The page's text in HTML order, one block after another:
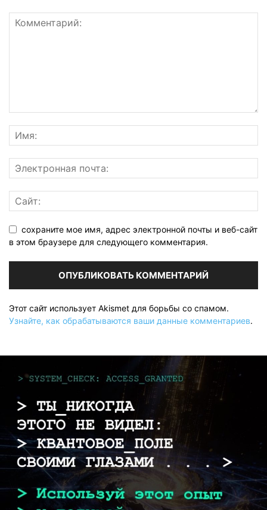
сохраните мое имя, адрес электронной почты и веб-сайт
в этом браузере для следующего комментария.
Этот сайт использует Akismet для борьбы со спамом.
Узнайте, как обрабатываются ваши данные комментариев.